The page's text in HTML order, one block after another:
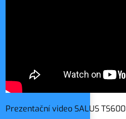
Prezentační video SALUS TS600